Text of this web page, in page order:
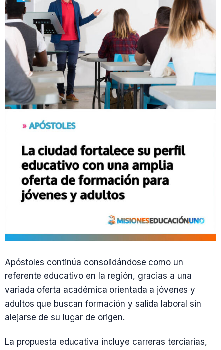
Apóstoles continúa consolidándose como un
referente educativo en la región, gracias a una
variada oferta académica orientada a jóvenes y
adultos que buscan formación y salida laboral sin
alejarse de su lugar de origen.
La propuesta educativa incluye carreras terciarias,